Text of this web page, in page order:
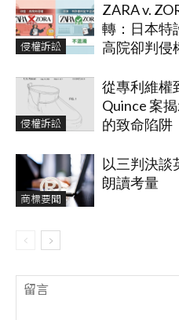
侵權訴訟
ZARA v.
轉：日本特
高院卻判侵
侵權訴訟
從專利維權
Quince 案
的致命陷阱
商標要聞
以三判決談
朗讀考量